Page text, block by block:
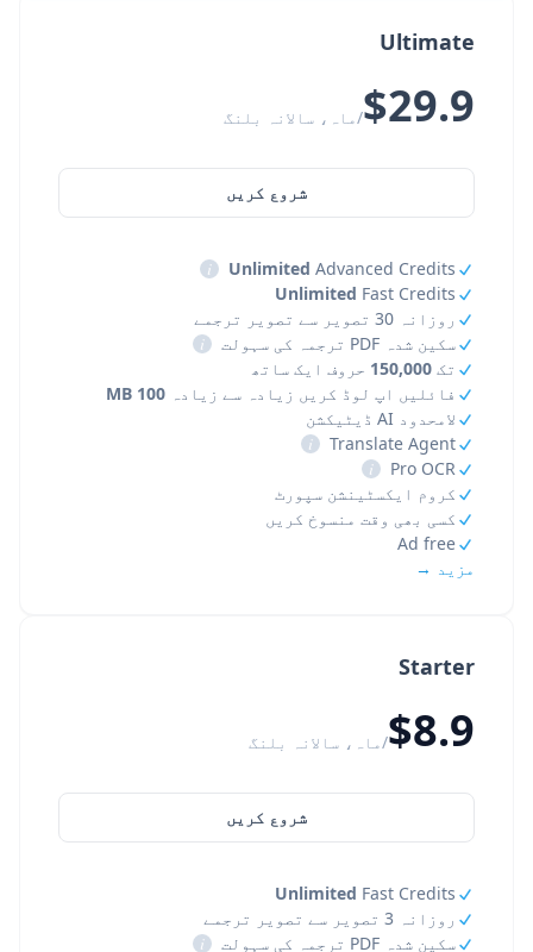
Starter
$8.9/ماہ، سالانہ بلنگ
شروع کریں
Unlimited Fast Credits
روزانہ 3 تصویر سے تصویر ترجمے
سکین شدہ PDF ترجمہ کی سہولت
i
Ultimate
$29.9/ماہ، سالانہ بلنگ
شروع کریں
Unlimited Advanced Credits
i
Unlimited Fast Credits
روزانہ 30 تصویر سے تصویر ترجمے
سکین شدہ PDF ترجمہ کی سہولت
i
تک 150,000 حروف ایک ساتھ
فائلیں اپ لوڈ کریں زیادہ سے زیادہ 100 MB
لامحدود AI ڈیٹیکشن
Translate Agent
i
Pro OCR
i
کروم ایکسٹینشن سپورٹ
کسی بھی وقت منسوخ کریں
Ad free
مزید →